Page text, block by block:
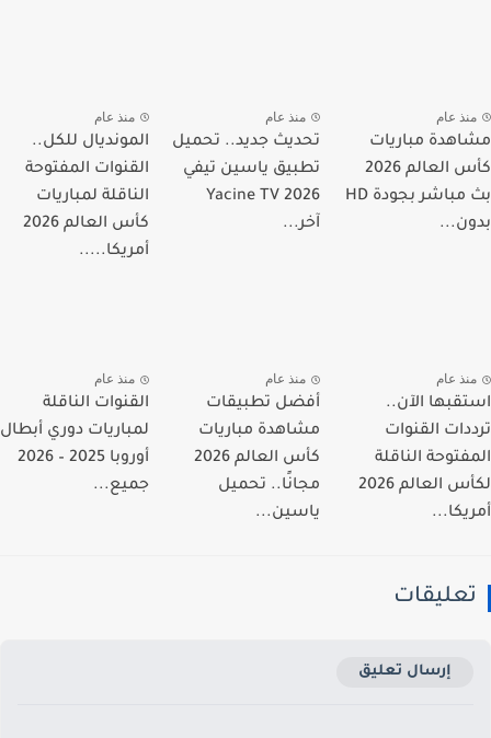
عام
مباريات
كأس العالم 2026
بث مباشر بجودة HD
منذ عام
تحديث جديد.. تحميل
تطبيق ياسين تيفي
Yacine TV 2026
آخر...
منذ عام
المونديال للكل..
القنوات المفتوحة
الناقلة لمباريات
كأس العالم 2026
أمريكا.....
عام
الآن..
القنوات
الناقلة
لكأس العالم 2026
منذ عام
أفضل تطبيقات
مشاهدة مباريات
كأس العالم 2026
مجانًا.. تحميل
ياسين...
منذ عام
القنوات الناقلة
لمباريات دوري أبطال
أوروبا 2025 – 2026
جميع...
إرسال تعليق